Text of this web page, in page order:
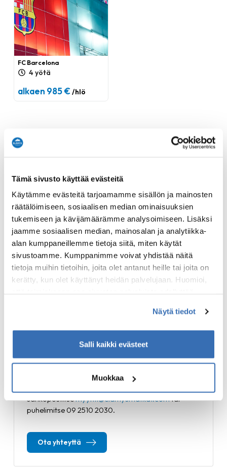
Tämä sivusto käyttää evästeitä
Käytämme evästeitä tarjoamamme sisällön ja mainosten
räätälöimiseen, sosiaalisen median ominaisuuksien
tukemiseen ja kävijämäärämme analysoimiseen. Lisäksi
jaamme sosiaalisen median, mainosalan ja analytiikka-
alan kumppaneillemme tietoja siitä, miten käytät
sivustoamme. Kumppanimme voivat yhdistää näitä
tietoja muihin tietoihin, joita olet antanut heille tai joita on
kerätty, kun olet käyttänyt heidän palvelujaan. Huomioi,
Näytä tiedot
Salli kaikki evästeet
Muokkaa
FC Barcelona
4 yötä
alkaen 985 €/hlö
Kysyttävää? Ota yhteyttä!
sähköpostitsemyynti@elamysmatkat.comtai
puhelimitse 09 2510 2030.
Ota yhteyttä